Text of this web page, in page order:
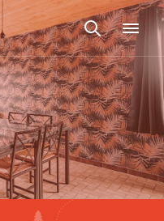
Zoeken
naar
een
activiteit,
een
...